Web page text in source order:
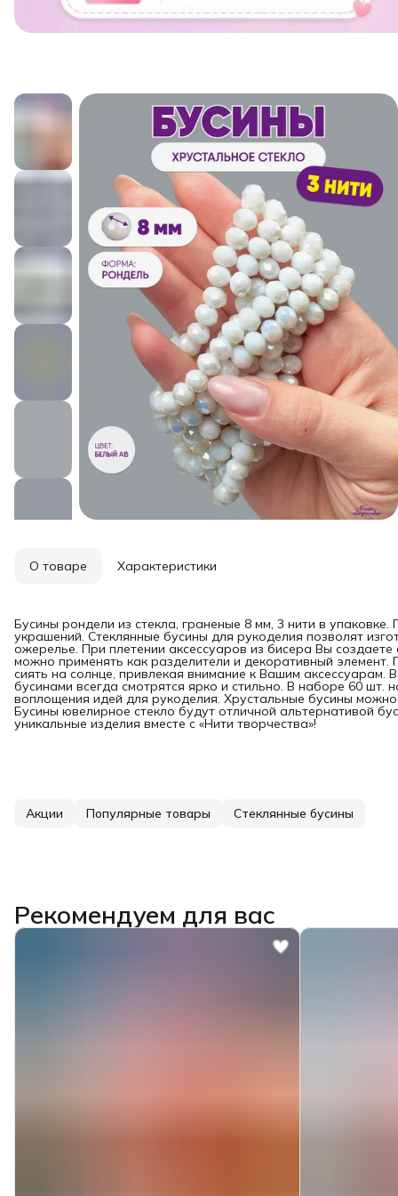
О товаре Характеристики
Бусины рондели из стекла, граненые 8 мм, 3 нити в
украшений. Стеклянные бусины для рукоделия позволят
ожерелье. При плетении аксессуаров из бисера Вы
можно применять как разделители и декоративный
сиять на солнце, привлекая внимание к Вашим
бусинами всегда смотрятся ярко и стильно. В наборе 60 шт.
воплощения идей для рукоделия. Хрустальные бусины
Бусины ювелирное стекло будут отличной альтернативой
уникальные изделия вместе с «Нити творчества»!
Акции Популярные товары Стеклянные бусины
Рекомендуем для вас